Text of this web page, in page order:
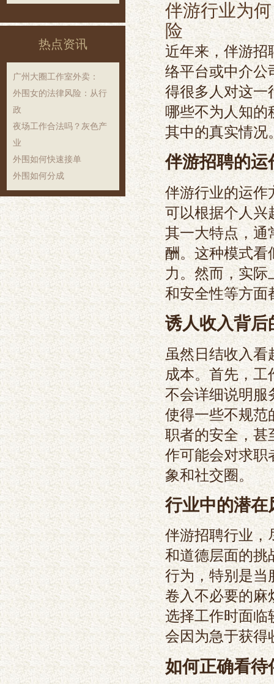
热点资讯
‌广州大圈工作室外卖‌：
外围女的法律风险：从行
政
夜场工作合法吗？灰色产
业
外围如何快速接单
外围如何分成
伴游行业为
险
近年来，伴游招
络平台或中介公
得很多人对这一
哪些不为人知的
其中的真实情况
伴游招聘的运
伴游行业的运作
可以根据个人兴
其一大特点，通
酬。这种模式看
力。然而，实
和安全性等方面
诱人收入背后
虽然日结收入
成本。首先，
不会详细说明服
使得一些不规范
职者的安全，甚
作可能会对求职
象和社交圈。
行业中的潜在
伴游招聘行业，
和道德层面的挑
行为，特别是当
卷入不必要的麻
选择工作时面临
会因为急于获得
如何正确看待